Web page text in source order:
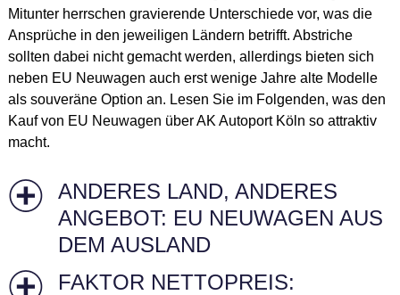
Mitunter herrschen gravierende Unterschiede vor, was die
Ansprüche in den jeweiligen Ländern betrifft. Abstriche
sollten dabei nicht gemacht werden, allerdings bieten sich
neben EU Neuwagen auch erst wenige Jahre alte Modelle
als souveräne Option an. Lesen Sie im Folgenden, was den
Kauf von EU Neuwagen über AK Autoport Köln so attraktiv
macht.
ANDERES LAND, ANDERES
ANGEBOT: EU NEUWAGEN AUS
DEM AUSLAND
FAKTOR NETTOPREIS: